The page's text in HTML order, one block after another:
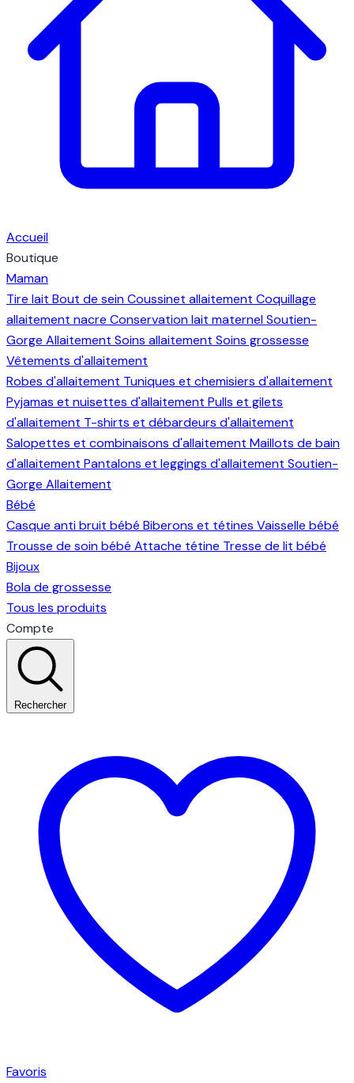
Accueil
Boutique
Maman
Tire lait Bout de seinCoussinet allaitement Coquillage
allaitement nacre Conservation lait maternelSoutien-
Gorge Allaitement Soins allaitement Soins grossesse
Vêtements d'allaitement
Robes d'allaitement Tuniques et chemisiers d'allaitement
Pyjamas et nuisettes d'allaitement Pulls et gilets
d'allaitement T-shirts et débardeurs d'allaitement
Salopettes et combinaisons d'allaitement Maillots de bain
d'allaitement Pantalons et leggings d'allaitement Soutien-
Gorge Allaitement
Bébé
Casque anti bruit bébé Biberons et tétines Vaisselle bébé
Trousse de soin bébé Attache tétine Tresse de lit bébé
Bijoux
Bola de grossesse
Tous les produits
Compte
Rechercher
Favoris